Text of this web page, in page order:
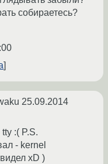
собираетесь?
25.09.2014
:( P.S.
- kernel
xD )